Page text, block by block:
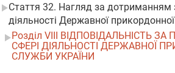
Стаття 32. Нагляд за дотриманням
діяльності Державної
Розділ VIII ВІДПОВІДАЛЬНІСТЬ
СФЕРІ ДІЯЛЬНОСТІ ДЕРЖАВНОЇ
СЛУЖБИ УКРАЇНИ